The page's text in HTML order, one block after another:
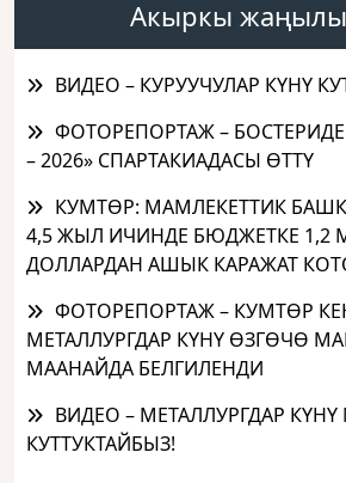
Акыркы
ВИДЕО – КУРУУЧУЛАР КҮНҮ
ФОТОРЕПОРТАЖ –
– 2026» СПАРТАКИАДАСЫ ӨТТҮ
КУМТӨР: МАМЛЕКЕТТИК
4,5 ЖЫЛ ИЧИНДЕ БЮДЖЕТКЕ 1,2
ДОЛЛАРДАН АШЫК КАРАЖАТ
ФОТОРЕПОРТАЖ – КУМТӨР
МЕТАЛЛУРГДАР КҮНҮ ӨЗГӨЧӨ
МААНАЙДА БЕЛГИЛЕНДИ
ВИДЕО – МЕТАЛЛУРГДАР
КУТТУКТАЙБЫЗ!